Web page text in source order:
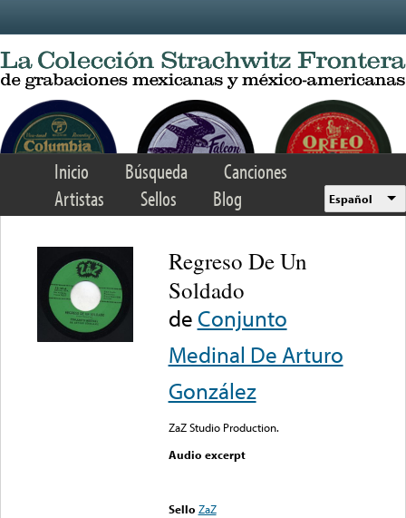
Inicio Búsqueda
Canciones
Artistas
Sellos Blog Español
Regreso De Un
Soldado
de Conjunto
Medinal De Arturo
González
ZaZ Studio Production.
Audio excerpt
Sello ZaZ